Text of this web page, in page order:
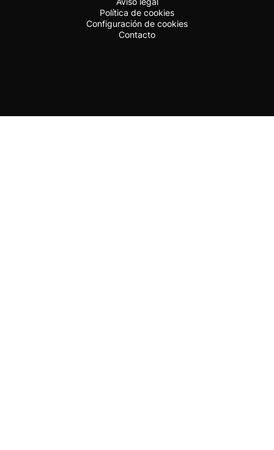
Política de cookies
Configuración de cookies
Contacto